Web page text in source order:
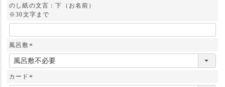
のし紙の文言：下（お名前）
※30文字まで
風呂敷
(
必
須
カード